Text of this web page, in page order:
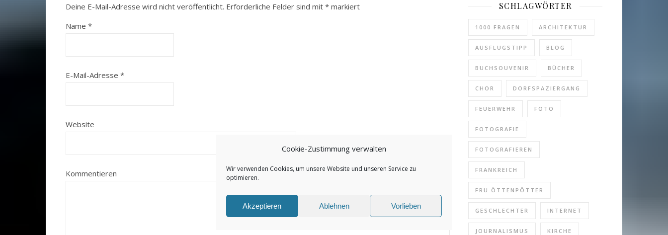
Cookie-Zustimmung verwalten
Wir verwenden Cookies, um unsere Website und unseren Service zu
optimieren.
Akzeptieren Ablehnen Vorlieben
Deine E-Mail-Adresse wird nicht veröffentlicht. Erforderliche Felder sind mit * markiert
Name *
E-Mail-Adresse *
Website
Kommentieren
SCHLAGWÖRTER
1000 FRAGEN ARCHITEKTUR
AUSFLUGSTIPP BLOG
BUCHSOUVENIR BÜCHER
CHOR DORFSPAZIERGANG
FEUERWEHR FOTO
FOTOGRAFIE
FOTOGRAFIEREN
FRANKREICH
FRU ÖTTENPÖTTER
GESCHLECHTER INTERNET
JOURNALISMUS KIRCHE